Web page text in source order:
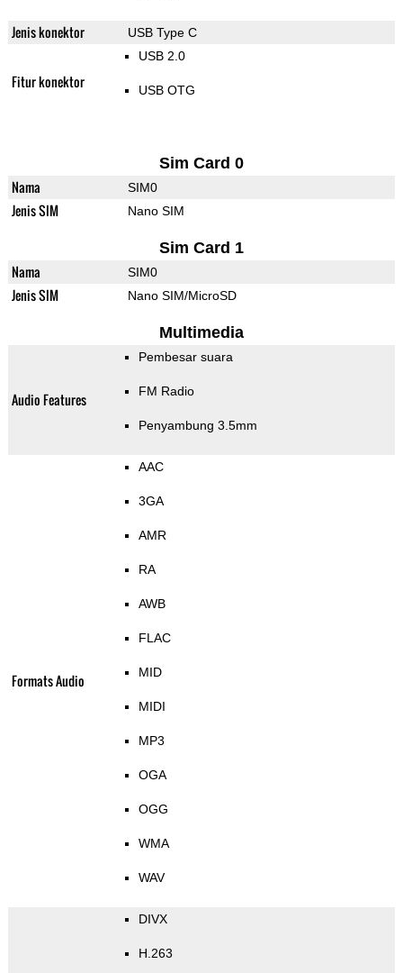
Jenis konektor USB Type C
Fitur konektor
USB 2.0
USB OTG
Sim Card 0
Nama SIM0
Jenis SIM Nano SIM
Sim Card 1
Nama SIM0
Jenis SIM Nano SIM/MicroSD
Multimedia
Audio Features
Pembesar suara
FM Radio
Penyambung 3.5mm
Formats Audio
AAC
3GA
AMR
RA
AWB
FLAC
MID
MIDI
MP3
OGA
OGG
WMA
WAV
DIVX
H.263